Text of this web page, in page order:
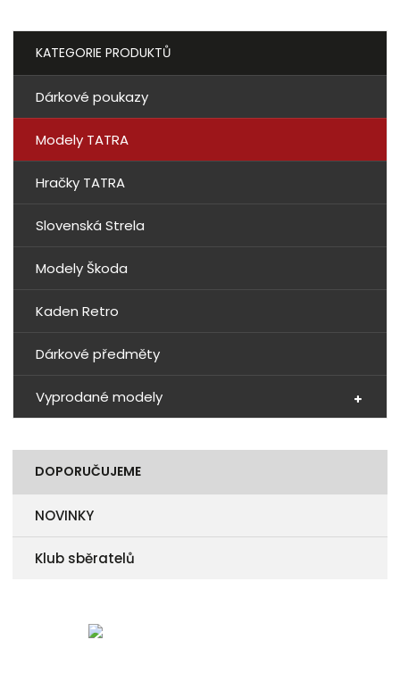
KATEGORIE PRODUKTŮ
Dárkové poukazy
Modely TATRA
Hračky TATRA
Slovenská Strela
Modely Škoda
Kaden Retro
Dárkové předměty
Vyprodané modely
DOPORUČUJEME
NOVINKY
Klub sběratelů